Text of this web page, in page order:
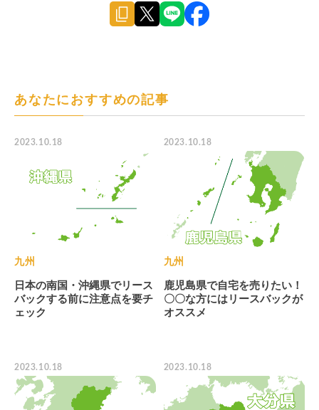
あなたにおすすめの記事
2023.10.18
九州
日本の南国・沖縄県でリース
バックする前に注意点を要チ
ェック
2023.10.18
九州
鹿児島県で自宅を売りたい！
〇〇な方にはリースバックが
オススメ
2023.10.18 2023.10.18